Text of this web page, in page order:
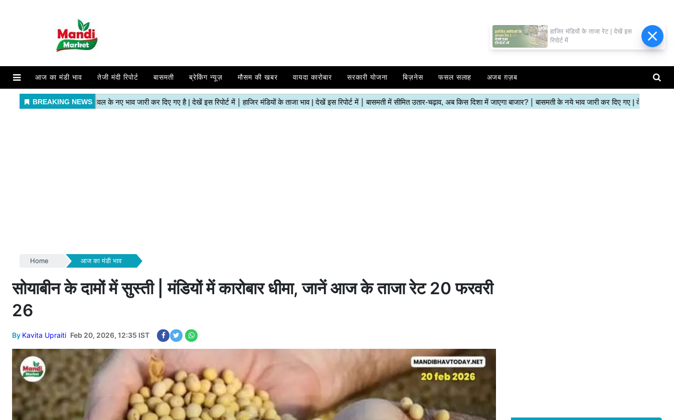
आज का मंडी भाव तेजी मंदी रिपोर्ट बासमती ब्रेकिंग न्यूज़ मौसम की खबर वायदा कारोबार सरकारी योजना बिज़नेस फसल सलाह अजब ग़ज़ब
Home आज का मंडी भाव
सोयाबीन के दामों में सुस्ती | मंडियों में कारोबार धीमा, जानें आज के ताजा रेट 20 फरवरी
26
By Kavita Upraiti Feb 20, 2026, 12:35 IST
हाजिर मंडियों के ताजा रेट | देखें इस
रिपोर्ट में